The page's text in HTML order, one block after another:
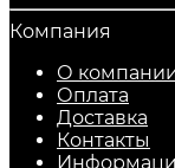
Компания
О
Оплата
Доставка
Контакты